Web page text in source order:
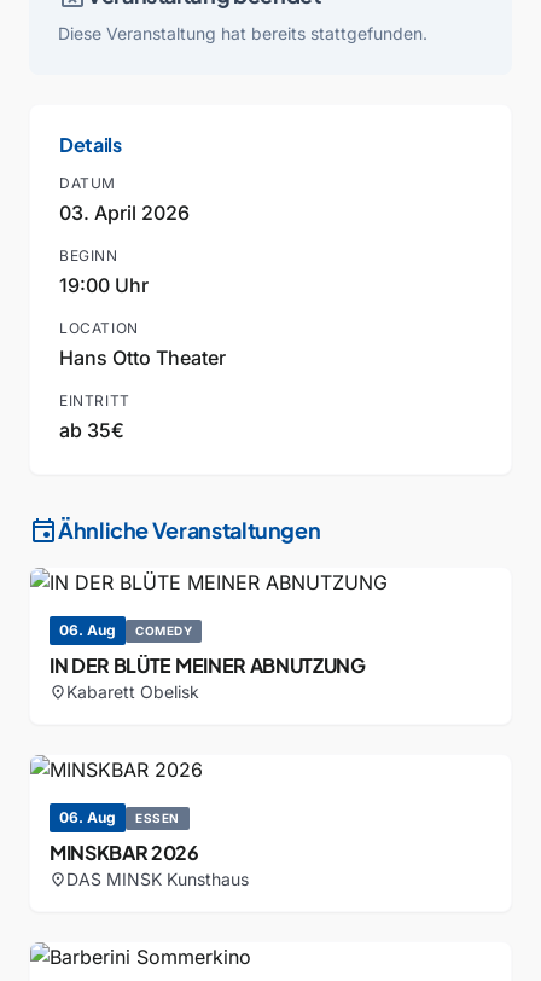
Diese Veranstaltung hat bereits stattgefunden.
Details
DATUM
03. April 2026
BEGINN
19:00 Uhr
LOCATION
Hans Otto Theater
EINTRITT
ab 35€
eventÄhnliche Veranstaltungen
06. Aug COMEDY
IN DER BLÜTE MEINER ABNUTZUNG
location_onKabarett Obelisk
06. Aug ESSEN
MINSKBAR 2026
location_onDAS MINSK Kunsthaus